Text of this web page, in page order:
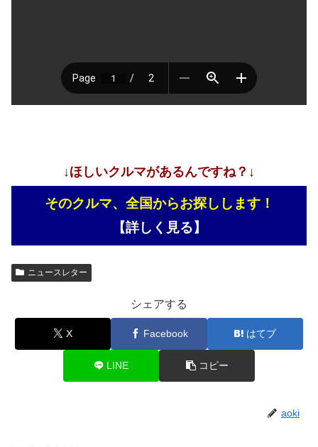
↓ほしいクルマがあるんですね？↓
そのクルマ、全国からお探しします！
【詳しく見る】
ニュースレター
シェアする
X Facebook はてブ
LINE コピー
aoki